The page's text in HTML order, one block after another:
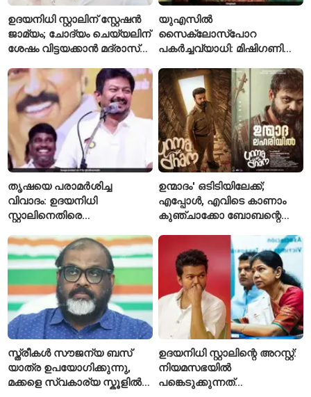
ഉദയനിധി സ്റ്റാലിന് സ്റ്റേഷൻ
ജാമ്യം; ചോദ്യം ചെയ്യലിന്
ശേഷം വിട്ടയക്കാൻ മദ്രാസ്
യുഎസിൽ
സൈക്ലോസ്പോറ
പകർച്ചവ്യാധി: മിഷിഗണിൽ
സ്ഥിരീകരിച്ചു
തൃഷയെ പരാമർശിച്ച
വിവാദം: ഉദയനിധി
സ്റ്റാലിനെതിരെ
എന്തെല്ലാം കുറ്റങ്ങൾ?
ഉന്മാദം' ഒടിടിയിലേക്ക്;
എപ്പോൾ, എവിടെ കാണാം
കുഞ്ചാക്കോ ബോബന്റെ
സ്ത്രീകൾ സൗജന്യ ബസ്
യാത്ര ഉപയോഗിക്കുന്നു,
മക്കളെ സ്വകാര്യ സ്കൂളിൽ
ഉദയനിധി സ്റ്റാലിന്റെ അറസ്റ്റ്:
നിയമസഭയിൽ
പങ്കെടുക്കുന്നത്